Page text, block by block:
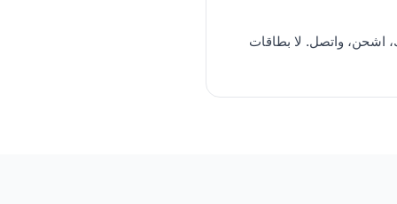
اشحن، واتصل. لا بطاقات